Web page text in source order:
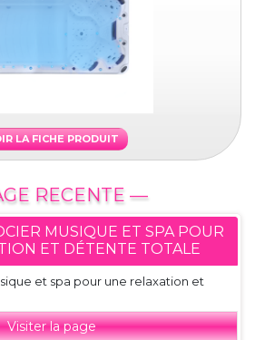
LA FICHE PRODUIT
RECENTE —
MUSIQUE ET SPA POUR
ET DÉTENTE TOTALE
et spa pour une relaxation et
Visiter la page